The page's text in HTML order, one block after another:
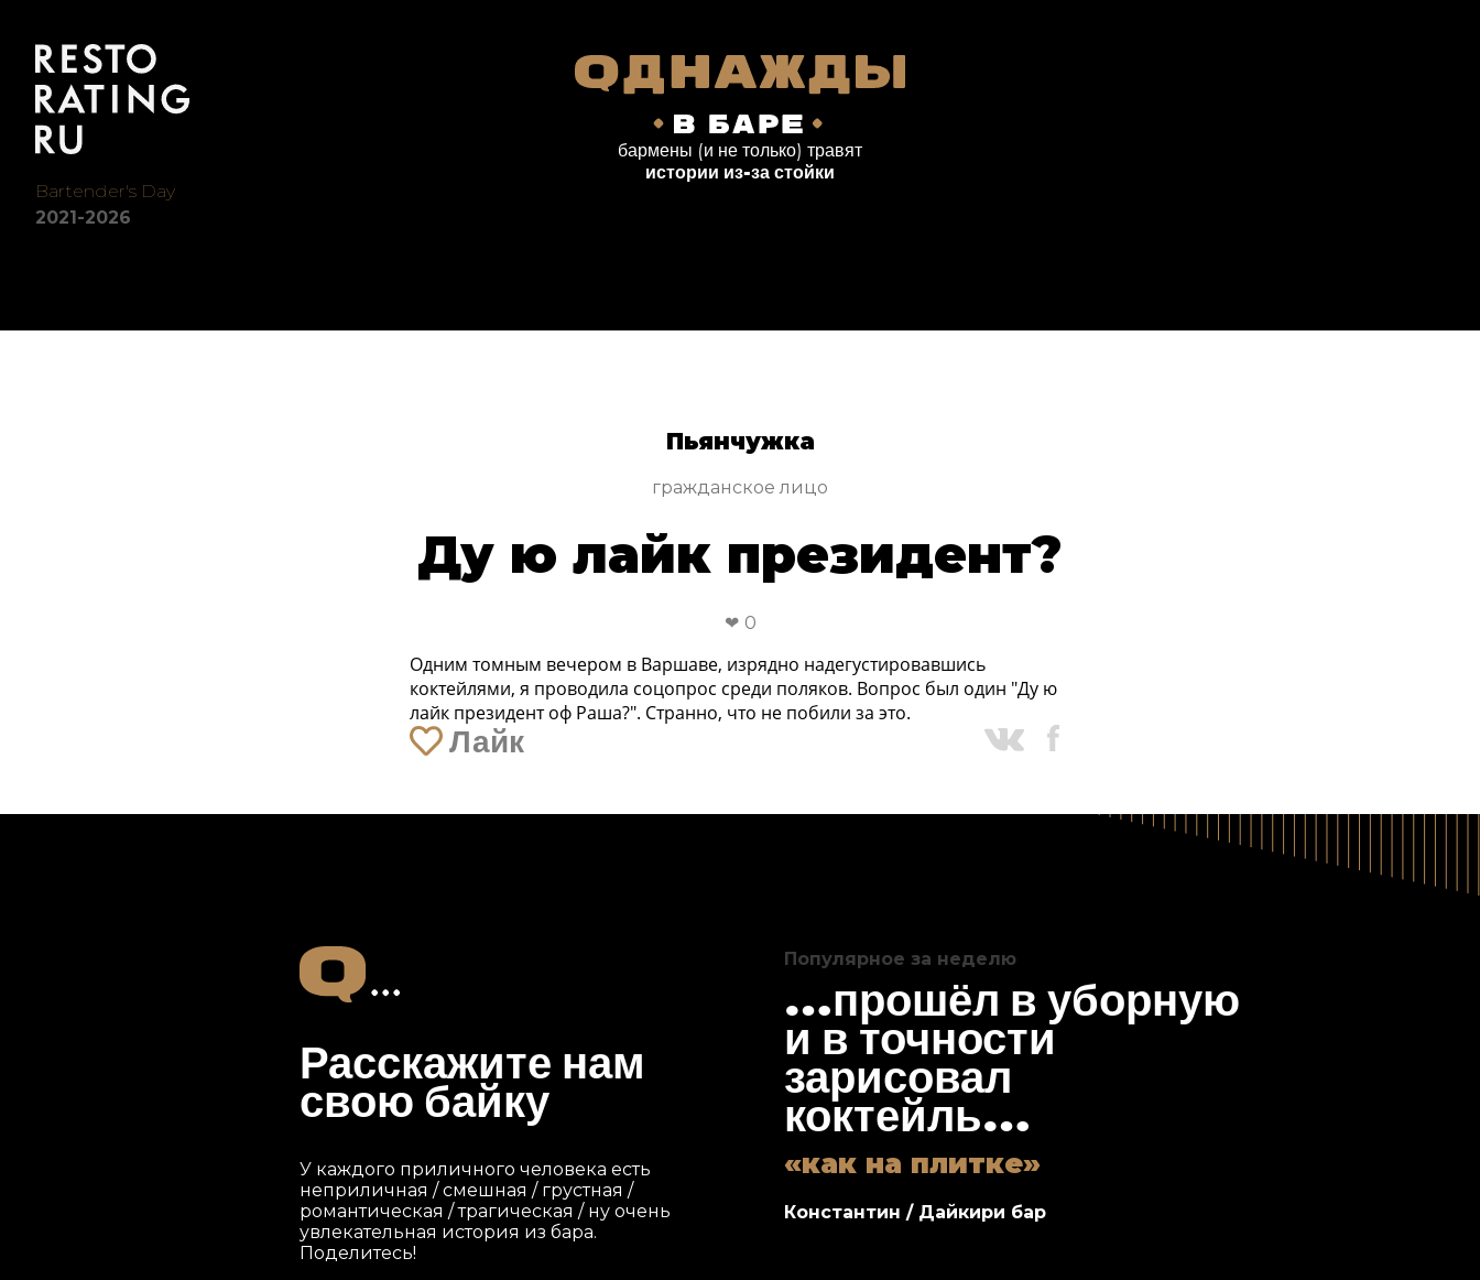
Bartender's Day
2021-2026
бармены (и не только) травят
истории из-за стойки
Пьянчужка
гражданское лицо
Ду ю лайк президент?
0
Одним томным вечером в Варшаве, изрядно надегустировавшись
коктейлями, я проводила соцопрос среди поляков. Вопрос был один "Ду ю
лайк президент оф Раша?". Странно, что не побили за это.
Лайк
Расскажите нам
свою байку
У каждого приличного человека есть
неприличная / смешная / грустная /
романтическая / трагическая / ну очень
увлекательная история из бара.
Поделитесь!
прошёл в уборную
и в точности
зарисовал
коктейль
как на плитке
Константин / Дайкири бар